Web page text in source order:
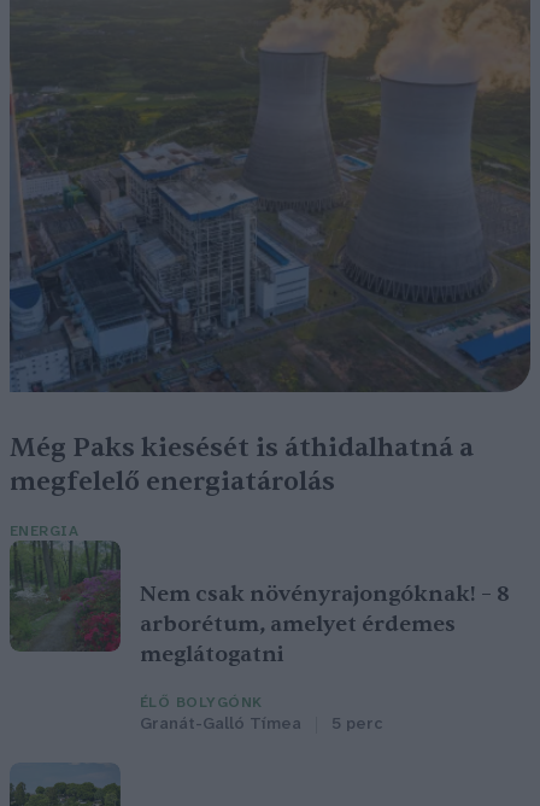
Még Paks kiesését is áthidalhatná a
megfelelő energiatárolás
ENERGIA
Nem csak növényrajongóknak! – 8
arborétum, amelyet érdemes
meglátogatni
ÉLŐ BOLYGÓNK
Granát-Galló Tímea 5 perc